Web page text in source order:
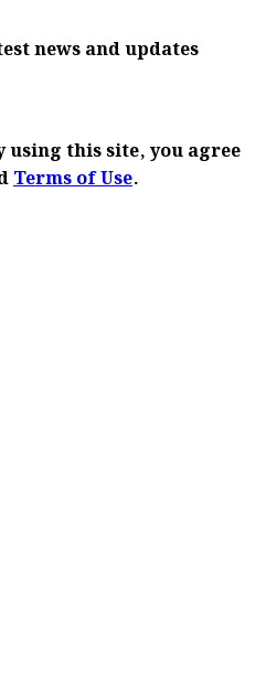
news and updates
using this site, you agree
Terms of Use.